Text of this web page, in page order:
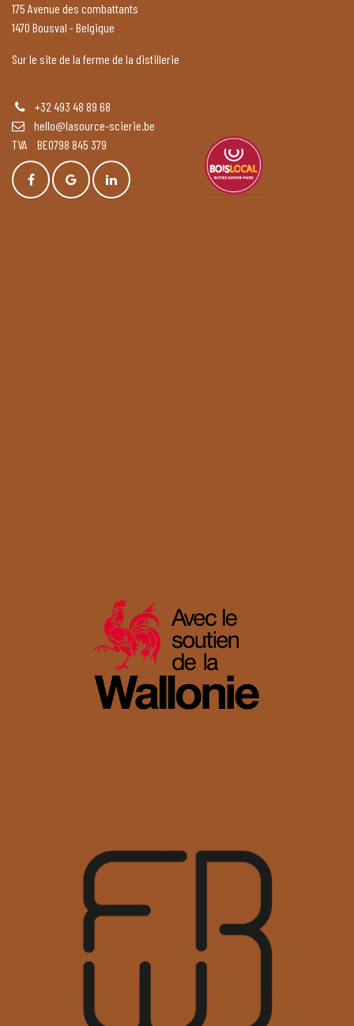
175 Avenue des combattants
1470 Bousval - Belgique
Sur le site de la ferme de la distillerie
+32 493 48 89 68
hello@lasource-scierie.be
TVA BE0798 845 379